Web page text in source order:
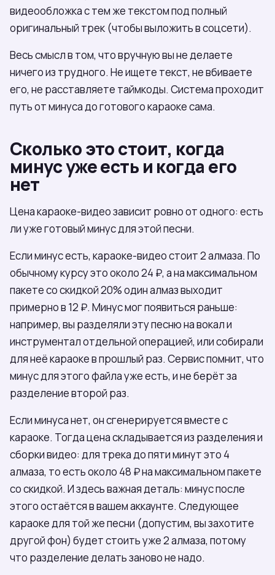
видеообложка с тем же текстом под полный
оригинальный трек (чтобы выложить в соцсети).
Весь смысл в том, что вручную вы не делаете
ничего из трудного. Не ищете текст, не вбиваете
его, не расставляете таймкоды. Система проходит
путь от минуса до готового караоке сама.
Сколько это стоит, когда
минус уже есть и когда его
нет
Цена караоке-видео зависит ровно от одного: есть
ли уже готовый минус для этой песни.
Если минус есть, караоке-видео стоит 2 алмаза. По
обычному курсу это около 24 ₽, а на максимальном
пакете со скидкой 20% один алмаз выходит
примерно в 12 ₽. Минус мог появиться раньше:
например, вы разделяли эту песню на вокал и
инструментал отдельной операцией, или собирали
для неё караоке в прошлый раз. Сервис помнит, что
минус для этого файла уже есть, и не берёт за
разделение второй раз.
Если минуса нет, он сгенерируется вместе с
караоке. Тогда цена складывается из разделения и
сборки видео: для трека до пяти минут это 4
алмаза, то есть около 48 ₽ на максимальном пакете
со скидкой. И здесь важная деталь: минус после
этого остаётся в вашем аккаунте. Следующее
караоке для той же песни (допустим, вы захотите
другой фон) будет стоить уже 2 алмаза, потому
что разделение делать заново не надо.